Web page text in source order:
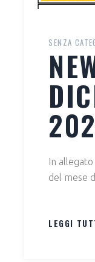
SENZA
In
del mese
LEGGI